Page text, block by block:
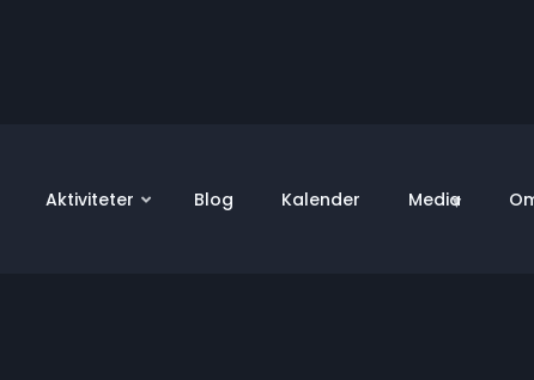
Aktiviteter Blog Kalender Media